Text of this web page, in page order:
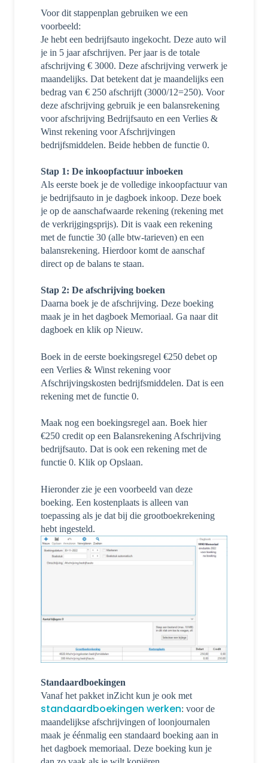
Voor dit stappenplan gebruiken we een
voorbeeld:
Je hebt een bedrijfsauto ingekocht. Deze auto wil
je in 5 jaar afschrijven. Per jaar is de totale
afschrijving € 3000. Deze afschrijving verwerk je
maandelijks. Dat betekent dat je maandelijks een
bedrag van € 250 afschrijft (3000/12=250). Voor
deze afschrijving gebruik je een balansrekening
voor afschrijving Bedrijfsauto en een Verlies &
Winst rekening voor Afschrijvingen
bedrijfsmiddelen. Beide hebben de functie 0.
Stap 1: De inkoopfactuur inboeken
Als eerste boek je de volledige inkoopfactuur van
je bedrijfsauto in je dagboek inkoop. Deze boek
je op de aanschafwaarde rekening (rekening met
de verkrijgingsprijs). Dit is vaak een rekening
met de functie 30 (alle btw-tarieven) en een
balansrekening. Hierdoor komt de aanschaf
direct op de balans te staan.
Stap 2: De afschrijving boeken
Daarna boek je de afschrijving. Deze boeking
maak je in het dagboek Memoriaal. Ga naar dit
dagboek en klik op Nieuw.
Boek in de eerste boekingsregel €250 debet op
een Verlies & Winst rekening voor
Afschrijvingskosten bedrijfsmiddelen. Dat is een
rekening met de functie 0.
Maak nog een boekingsregel aan. Boek hier
€250 credit op een Balansrekening Afschrijving
bedrijfsauto. Dat is ook een rekening met de
functie 0. Klik op Opslaan.
Hieronder zie je een voorbeeld van deze
boeking. Een kostenplaats is alleen van
toepassing als je dat bij die grootboekrekening
hebt ingesteld.
Standaardboekingen
Vanaf het pakket inZicht kun je ook met
standaardboekingen werken: voor de
maandelijkse afschrijvingen of loonjournalen
maak je éénmalig een standaard boeking aan in
het dagboek memoriaal. Deze boeking kun je